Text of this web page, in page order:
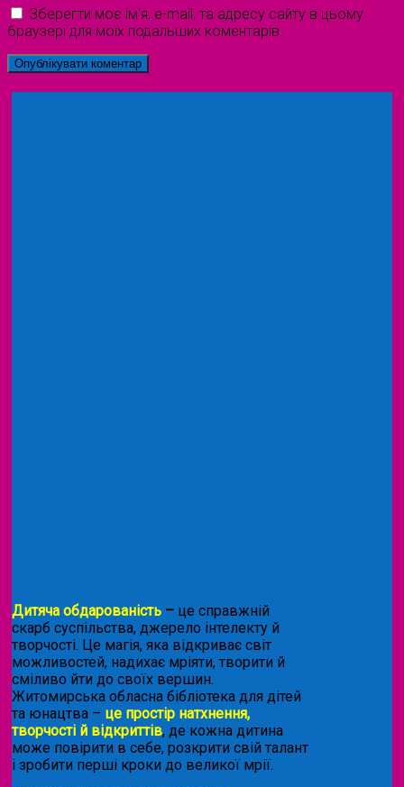
Зберегти моє ім'я, e-mail, та адресу сайту в цьому
браузері для моїх подальших коментарів.
Дитяча обдарованість – це справжній
скарб суспільства, джерело інтелекту й
творчості. Це магія, яка відкриває світ
можливостей, надихає мріяти, творити й
сміливо йти до своїх вершин.
Житомирська обласна бібліотека для дітей
та юнацтва – це простір натхнення,
творчості й відкриттів, де кожна дитина
може повірити в себе, розкрити свій талант
і зробити перші кроки до великої мрії.